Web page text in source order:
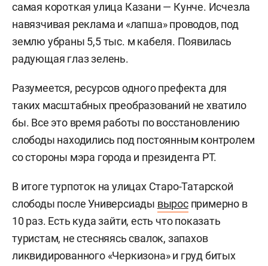
самая короткая улица Казани — Кунче. Исчезла
навязчивая реклама и «лапша» проводов, под
землю убраны 5,5 тыс. м кабеля. Появилась
радующая глаз зелень.
Разумеется, ресурсов одного префекта для
таких масштабных преобразований не хватило
бы. Все это время работы по восстановлению
слободы находились под постоянным контролем
со стороны мэра города и президента РТ.
В итоге турпоток на улицах Старо-Татарской
слободы после Универсиады выроспримерно в
10 раз. Есть куда зайти, есть что показать
туристам, не стесняясь свалок, запахов
ликвидированного «Черкизона» и груд битых